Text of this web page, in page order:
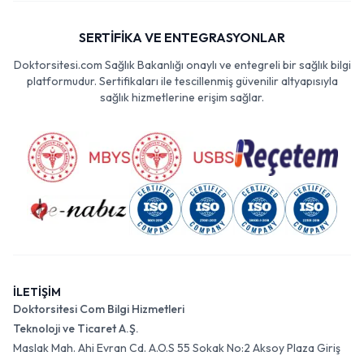
SERTİFİKA VE ENTEGRASYONLAR
Doktorsitesi.com Sağlık Bakanlığı onaylı ve entegreli bir sağlık bilgi
platformudur. Sertifikaları ile tescillenmiş güvenilir altyapısıyla
sağlık hizmetlerine erişim sağlar.
İLETİŞİM
Doktorsitesi Com Bilgi Hizmetleri
Teknoloji ve Ticaret A.Ş.
Maslak Mah. Ahi Evran Cd. A.O.S 55 Sokak No:2 Aksoy Plaza Giriş